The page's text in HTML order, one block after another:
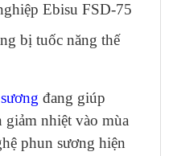
Ebisu FSD-75
bị tuốc năng thế
đang giúp
giảm nhiệt vào mùa
phun sương hiện